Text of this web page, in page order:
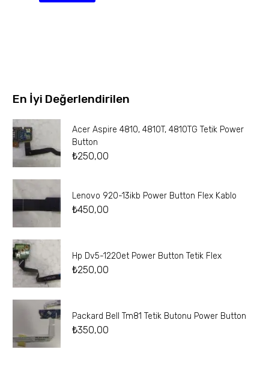
En İyi Değerlendirilen
Acer Aspire 4810, 4810T, 4810TG Tetik Power
Button
₺250,00
Lenovo 920-13ikb Power Button Flex Kablo
₺450,00
Hp Dv5-1220et Power Button Tetik Flex
₺250,00
Packard Bell Tm81 Tetik Butonu Power Button
₺350,00